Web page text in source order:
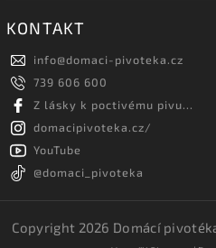
KONTAKT
info@domaci-pivoteka.cz
739 606 600
Z lásky k poctivému pivu...
domacipivoteka.cz/
YouTube
@domaci_pivoteka
Copyright 2026 Domácí